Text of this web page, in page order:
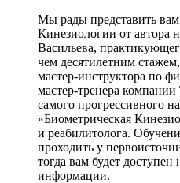
Мы рады представить
Кинезио­логии от автора
Васильева,
чем десятилетним
мастер-инструктора по
мастер-тренера компании
самого прогрессивного
«Биометрическая
и реабилитолога.
проходить у
тогда вам будет
информации.